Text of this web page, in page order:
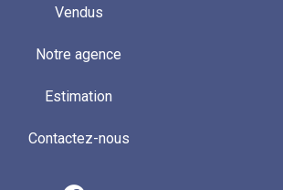
Vendus
Notre agence
Estimation
Contactez-nous